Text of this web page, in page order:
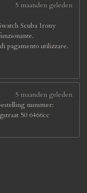
5 maanden geleden
Scuba Irony
pagamento utilizzare.
5 maanden geleden
nummer:
50 6466cc